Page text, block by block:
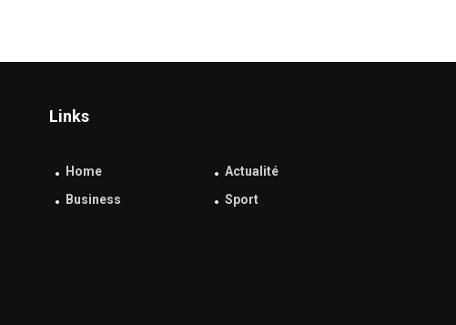
Links
Home
Actualité
Business
Sport